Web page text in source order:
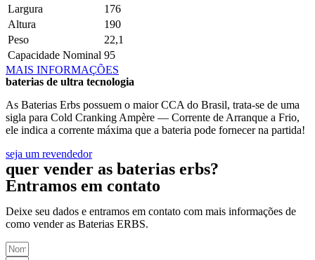
Largura
176
Altura
190
Peso
22,1
Capacidade Nominal 95
MAIS INFORMAÇÕES
baterias de ultra tecnologia
As Baterias Erbs possuem o maior CCA do Brasil, trata-se de uma
sigla para Cold Cranking Ampère — Corrente de Arranque a Frio,
ele indica a corrente máxima que a bateria pode fornecer na partida!
seja um revendedor
quer vender as baterias erbs?
Entramos em contato
Deixe seu dados e entramos em contato com mais informações de
como vender as Baterias ERBS.